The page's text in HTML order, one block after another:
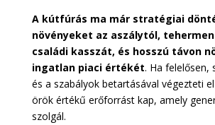
A kútfúrás ma már stratégiai
növényeket az aszálytól,
családi kasszát, és hosszú távon
ingatlan piaci értékét. Ha felelősen,
és a szabályok betartásával végezteti
örök értékű erőforrást kap, amely
szolgál.